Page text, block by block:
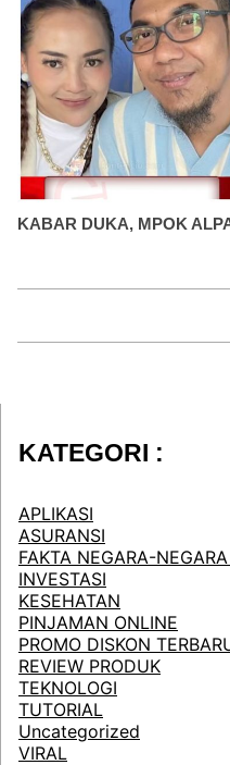
KABAR DUKA, MPOK
KATEGORI :
APLIKASI
ASURANSI
FAKTA NEGARA-
INVESTASI
KESEHATAN
PINJAMAN ONLINE
PROMO DISKON
REVIEW PRODUK
TEKNOLOGI
TUTORIAL
Uncategorized
VIRAL